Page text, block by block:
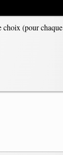
choix (pour chaque